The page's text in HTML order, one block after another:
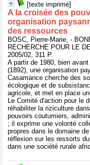
[texte imprimé]
A la croisée des
organisation
des ressources
BOSC, Pierre-Marie, -
RECHERCHE POUR LE
2005/02, 311 P.
A partir de 1980, bien
(1892), une organisation
Casamance cherche des
écologique et de
agricole, et met en place
Le Comité d'action pour le
réhabiliter la riziculture
pouvoirs coutumiers,
; il exprime une volonté
propres dans le domaine
réflexion sur les ressorts
dans une société rurale